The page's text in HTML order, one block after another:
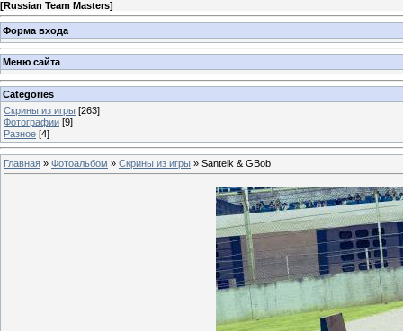
[Russian Team Masters]
Форма входа
Меню сайта
Categories
Скрины из игры [263]
Фотографии [9]
Разное [4]
Главная » Фотоальбом » Скрины из игры » Santeik & GBob